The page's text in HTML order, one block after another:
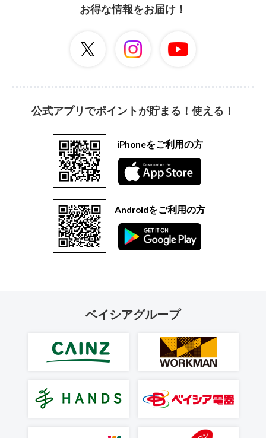
お得な情報をお届け！
公式アプリでポイントが貯まる！使える！
iPhoneをご利用の方
Androidをご利用の方
ベイシアグループ